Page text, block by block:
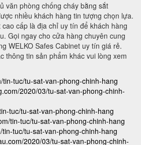
văn phòng chống cháy bằng sắt
nhiều khách hàng tin tượng chọn lựa.
cấp là địa chỉ uy tín để khách hàng
Gọi ngay cho cửa hàng chuyên cung
WELKO Safes Cabinet uy tín giá rẻ.
thông tin sản phẩm khác vui lòng xem
tuc/tu-sat-van-phong-chinh-hang
2020/03/tu-sat-van-phong-chinh-
tuc/tu-sat-van-phong-chinh-hang
tin-tuc/tu-sat-van-phong-chinh-hang
tuc/tu-sat-van-phong-chinh-hang
2020/03/tu-sat-van-phong-chinh-